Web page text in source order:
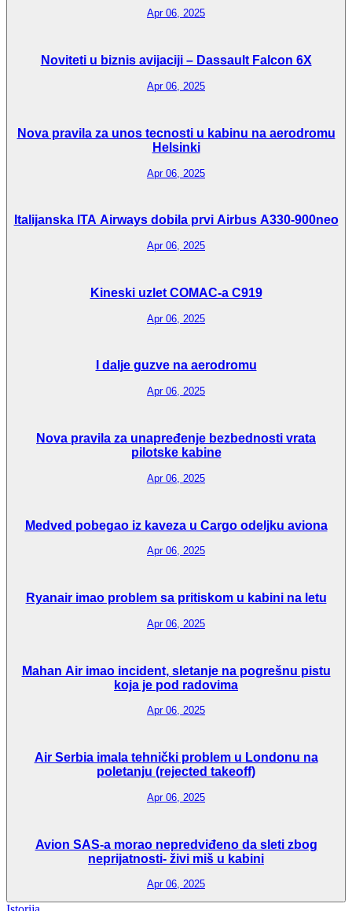
Apr 06, 2025
Noviteti u biznis avijaciji – Dassault Falcon 6X
Apr 06, 2025
Nova pravila za unos tecnosti u kabinu na aerodromu
Helsinki
Apr 06, 2025
Italijanska ITA Airways dobila prvi Airbus A330-900neo
Apr 06, 2025
Kineski uzlet COMAC-a C919
Apr 06, 2025
I dalje guzve na aerodromu
Apr 06, 2025
Nova pravila za unapređenje bezbednosti vrata
pilotske kabine
Apr 06, 2025
Medved pobegao iz kaveza u Cargo odeljku aviona
Apr 06, 2025
Ryanair imao problem sa pritiskom u kabini na letu
Apr 06, 2025
Mahan Air imao incident, sletanje na pogrešnu pistu
koja je pod radovima
Apr 06, 2025
Air Serbia imala tehnički problem u Londonu na
poletanju (rejected takeoff)
Apr 06, 2025
Avion SAS-a morao nepredviđeno da sleti zbog
neprijatnosti- živi miš u kabini
Apr 06, 2025